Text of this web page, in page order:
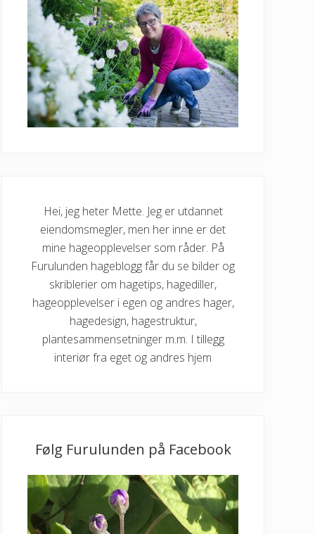
Hei, jeg heter Mette. Jeg er utdannet
eiendomsmegler, men her inne er det
mine hageopplevelser som råder. På
Furulunden hageblogg får du se bilder og
skriblerier om hagetips, hagediller,
hageopplevelser i egen og andres hager,
hagedesign, hagestruktur,
plantesammensetninger m.m. I tillegg
interiør fra eget og andres hjem
Følg Furulunden på Facebook